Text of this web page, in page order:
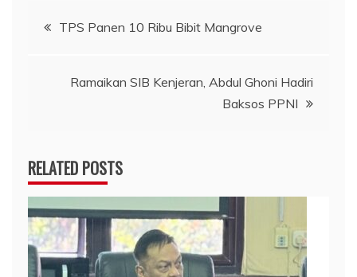
Navigasi
TPS Panen 10 Ribu Bibit Mangrove
Ramaikan SIB Kenjeran, Abdul Ghoni Hadiri
Baksos PPNI
RELATED POSTS